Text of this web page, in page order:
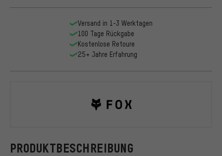
PRODUKTBESCHREIBUNG
Versand in 1-3 Werktagen
100 Tage Rückgabe
Kostenlose Retoure
25+ Jahre Erfahrung